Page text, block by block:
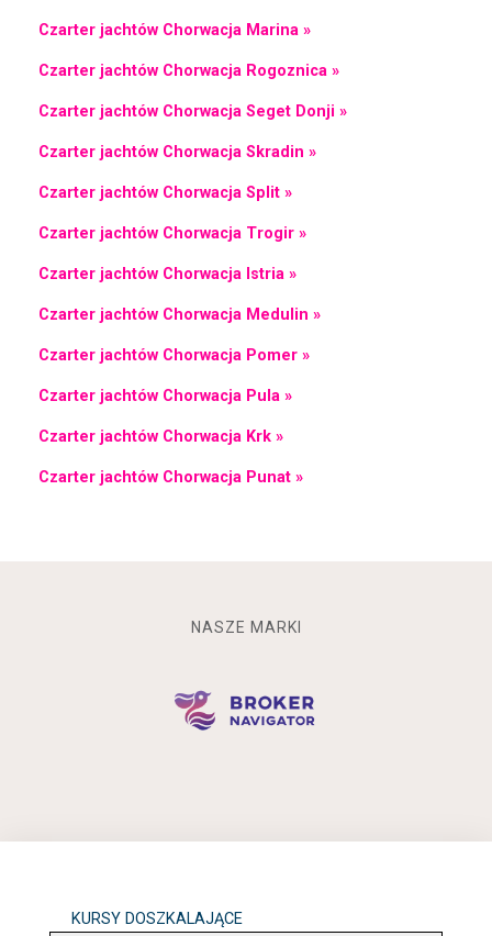
Czarter jachtów Chorwacja Marina »
Czarter jachtów Chorwacja Rogoznica »
Czarter jachtów Chorwacja Seget Donji »
Czarter jachtów Chorwacja Skradin »
Czarter jachtów Chorwacja Split »
Czarter jachtów Chorwacja Trogir »
Czarter jachtów Chorwacja Istria »
Czarter jachtów Chorwacja Medulin »
Czarter jachtów Chorwacja Pomer »
Czarter jachtów Chorwacja Pula »
Czarter jachtów Chorwacja Krk »
Czarter jachtów Chorwacja Punat »
NASZE MARKI
KURSY DOSZKALAJĄCE